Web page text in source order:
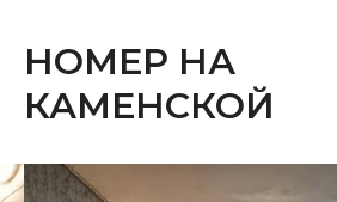
НОМЕР НА
КАМЕНСКОЙ